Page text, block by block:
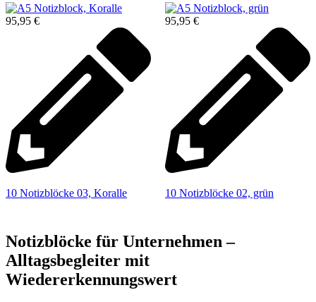
95,95 €
10 Notizblöcke 03, Koralle
95,95 €
10 Notizblöcke 02, grün
Notizblöcke für Unternehmen –
Alltagsbegleiter mit
Wiedererkennungswert